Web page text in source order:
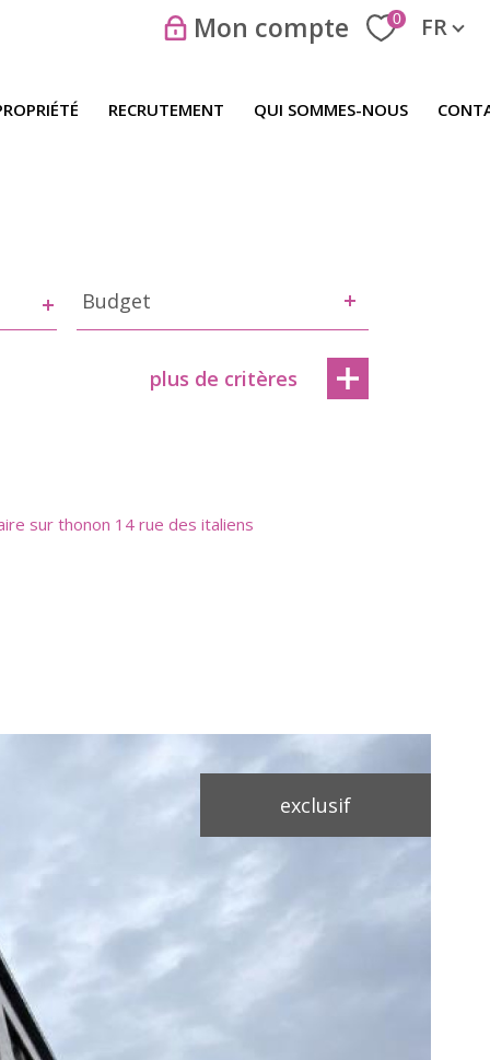
Mon compte 0 Langue
FR
RECRUTEMENT QUI SOMMES-NOUS
Budget
plus de critères
sur thonon 14 rue des italiens
exclusif